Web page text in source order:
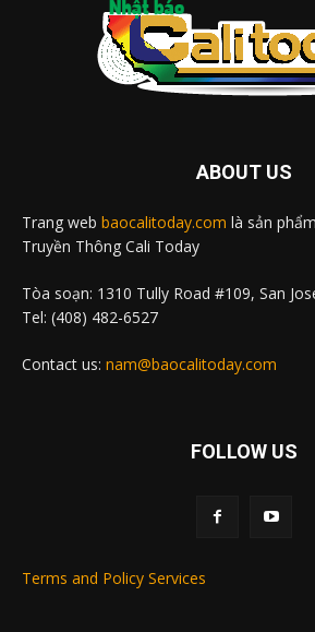
ABOUT US
Trang web baocalitoday.com là sản
Truyền Thông Cali Today
Tòa soạn: 1310 Tully Road #109, San
Tel: (408) 482-6527
Contact us: nam@baocalitoday.com
FOLLOW US
Terms and Policy Services